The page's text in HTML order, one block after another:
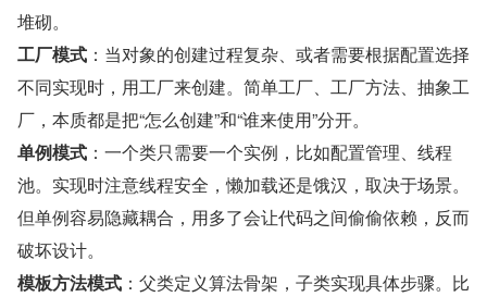
堆砌。
工厂模式 ：当对象的创建过程复杂、或者需要根据配置选择
不同实现时，用工厂来创建。简单工厂、工厂方法、抽象工
厂，本质都是把“怎么创建”和“谁来使用”分开。
单例模式 ：一个类只需要一个实例，比如配置管理、线程
池。实现时注意线程安全，懒加载还是饿汉，取决于场景。
但单例容易隐藏耦合，用多了会让代码之间偷偷依赖，反而
破坏设计。
模板方法模式 ：父类定义算法骨架，子类实现具体步骤。比